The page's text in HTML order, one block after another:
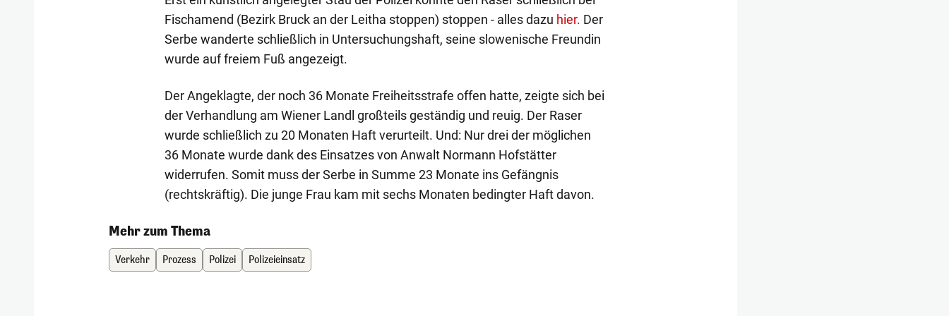
Fischamend (Bezirk Bruck an der Leitha stoppen) stoppen - alles dazu hier. Der
Serbe wanderte schließlich in Untersuchungshaft, seine slowenische Freundin
wurde auf freiem Fuß angezeigt.
Der Angeklagte, der noch 36 Monate Freiheitsstrafe offen hatte, zeigte sich bei
der Verhandlung am Wiener Landl großteils geständig und reuig. Der Raser
wurde schließlich zu 20 Monaten Haft verurteilt. Und: Nur drei der möglichen
36 Monate wurde dank des Einsatzes von Anwalt Normann Hofstätter
widerrufen. Somit muss der Serbe in Summe 23 Monate ins Gefängnis
(rechtskräftig). Die junge Frau kam mit sechs Monaten bedingter Haft davon.
Mehr zum Thema
Verkehr Prozess Polizei Polizeieinsatz